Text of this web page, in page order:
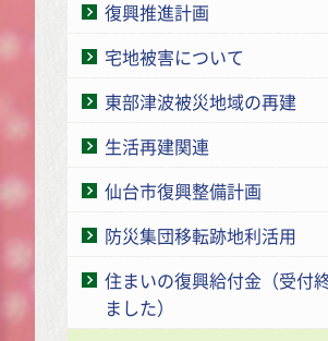
復興推進計画
宅地被害について
東部津波被災地域の再建
生活再建関連
仙台市復興整備計画
防災集団移転跡地利活用
住まいの復興給付金（受付
ました）